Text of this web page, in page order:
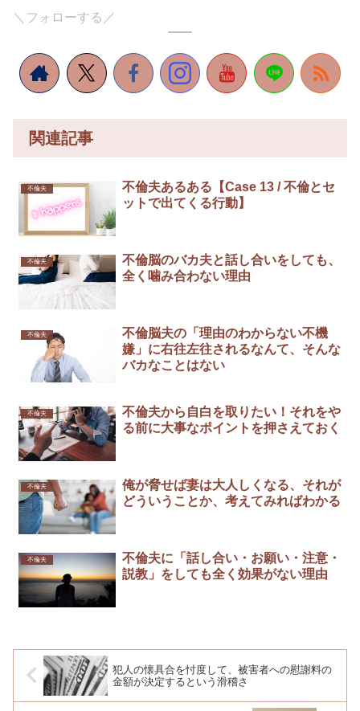
＼フォローする／
関連記事
不倫夫
不倫夫あるある【Case 13 / 不倫とセ
ットで出てくる行動】
不倫夫
不倫脳のバカ夫と話し合いをしても、
全く噛み合わない理由
不倫夫
不倫脳夫の「理由のわからない不機
嫌」に右往左往されるなんて、そんな
バカなことはない
不倫夫
不倫夫から自白を取りたい！それをや
る前に大事なポイントを押さえておく
不倫夫
俺が脅せば妻は大人しくなる、それが
どういうことか、考えてみればわかる
不倫夫
不倫夫に「話し合い・お願い・注意・
説教」をしても全く効果がない理由
犯人の懐具合を忖度して、被害者への慰謝料の
金額が決定するという滑稽さ